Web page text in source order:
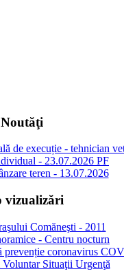
Noutăţi
de execuție - tehnician
- 23.07.2026 PF
teren - 13.07.2026
vizualizări
Comăneşti - 2011
- Centru nocturn
prevenție coronavirus
Situaţii Urgenţă